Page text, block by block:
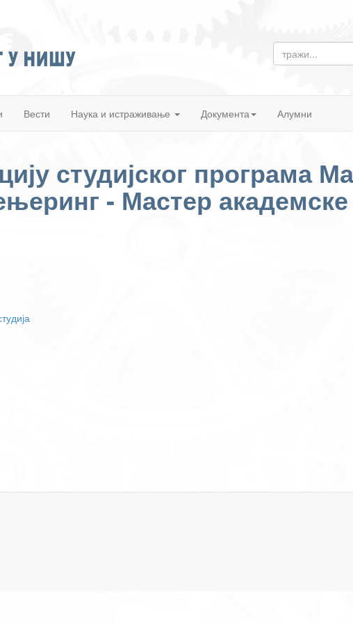
Вести Наука и истраживање Документа Алумни
студијског програма
- Мастер академске